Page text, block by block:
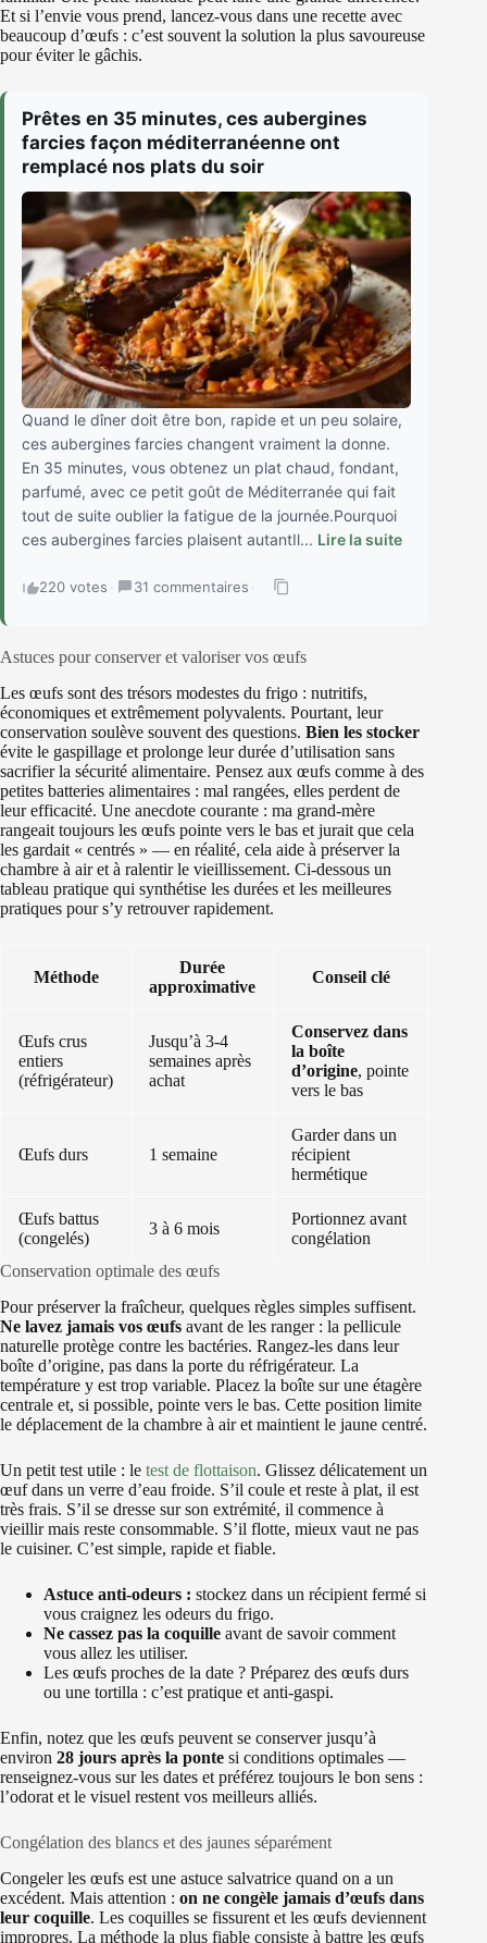
Et si l’envie vous prend, lancez-vous dans une recette avec
beaucoup d’œufs : c’est souvent la solution la plus savoureuse
pour éviter le gâchis.
Prêtes en 35 minutes, ces aubergines
farcies façon méditerranéenne ont
remplacé nos plats du soir
Quand le dîner doit être bon, rapide et un peu solaire,
ces aubergines farcies changent vraiment la donne.
En 35 minutes, vous obtenez un plat chaud, fondant,
parfumé, avec ce petit goût de Méditerranée qui fait
tout de suite oublier la fatigue de la journée.Pourquoi
ces aubergines farcies plaisent autantIl... Lire la suite
220 votes · 31 commentaires ·
Astuces pour conserver et valoriser vos œufs
Les œufs sont des trésors modestes du frigo : nutritifs,
économiques et extrêmement polyvalents. Pourtant, leur
conservation soulève souvent des questions. Bien les stocker
évite le gaspillage et prolonge leur durée d’utilisation sans
sacrifier la sécurité alimentaire. Pensez aux œufs comme à des
petites batteries alimentaires : mal rangées, elles perdent de
leur efficacité. Une anecdote courante : ma grand-mère
rangeait toujours les œufs pointe vers le bas et jurait que cela
les gardait « centrés » — en réalité, cela aide à préserver la
chambre à air et à ralentir le vieillissement. Ci-dessous un
tableau pratique qui synthétise les durées et les meilleures
pratiques pour s’y retrouver rapidement.
Méthode
Durée
approximative
Conseil clé
Œufs crus
entiers
(réfrigérateur)
Jusqu’à 3-4
semaines après
achat
Conservez dans
la boîte
d’origine, pointe
vers le bas
Œufs durs 1 semaine
Garder dans un
récipient
hermétique
Œufs battus
(congelés)
3 à 6 mois
Portionnez avant
congélation
Conservation optimale des œufs
Pour préserver la fraîcheur, quelques règles simples suffisent.
Ne lavez jamais vos œufs avant de les ranger : la pellicule
naturelle protège contre les bactéries. Rangez-les dans leur
boîte d’origine, pas dans la porte du réfrigérateur. La
température y est trop variable. Placez la boîte sur une étagère
centrale et, si possible, pointe vers le bas. Cette position limite
le déplacement de la chambre à air et maintient le jaune centré.
Un petit test utile : le test de flottaison. Glissez délicatement un
œuf dans un verre d’eau froide. S’il coule et reste à plat, il est
très frais. S’il se dresse sur son extrémité, il commence à
vieillir mais reste consommable. S’il flotte, mieux vaut ne pas
le cuisiner. C’est simple, rapide et fiable.
Astuce anti-odeurs : stockez dans un récipient fermé si
vous craignez les odeurs du frigo.
Ne cassez pas la coquille avant de savoir comment
vous allez les utiliser.
Les œufs proches de la date ? Préparez des œufs durs
ou une tortilla : c’est pratique et anti-gaspi.
Enfin, notez que les œufs peuvent se conserver jusqu’à
environ 28 jours après la ponte si conditions optimales —
renseignez-vous sur les dates et préférez toujours le bon sens :
l’odorat et le visuel restent vos meilleurs alliés.
Congélation des blancs et des jaunes séparément
Congeler les œufs est une astuce salvatrice quand on a un
excédent. Mais attention : on ne congèle jamais d’œufs dans
leur coquille. Les coquilles se fissurent et les œufs deviennent
impropres. La méthode la plus fiable consiste à battre les œufs